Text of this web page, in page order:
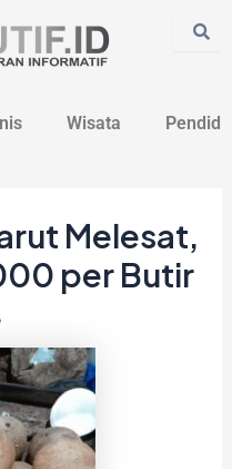
Wisata
Melesat,
per Butir